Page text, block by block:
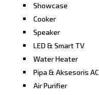
Showcase
Cooker
Speaker
LED & Smart TV
Water Heater
Pipa & Aksesoris AC
Air Purifier